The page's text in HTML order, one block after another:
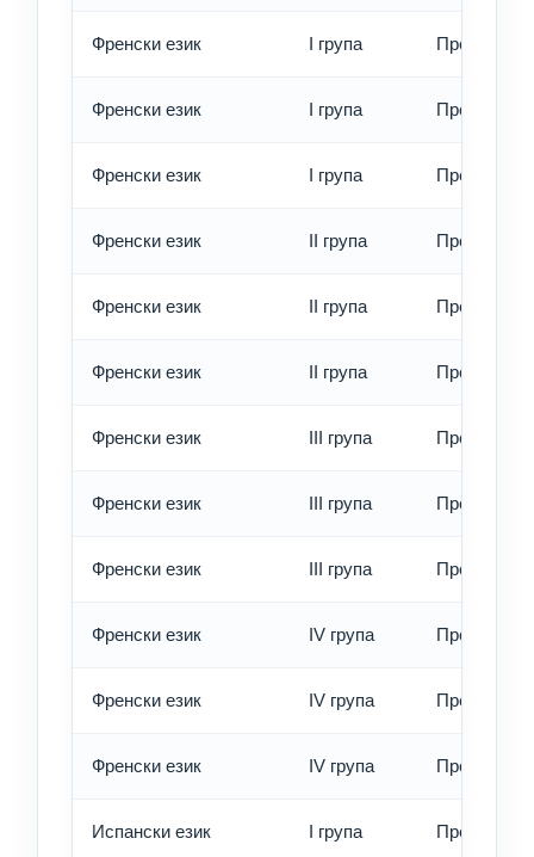
Френски език I група Превод -
Френски език I група Превод -
Френски език I група Превод -
Френски език II група Превод -
Френски език II група Превод -
Френски език II група Превод -
Френски език III група Превод -
Френски език III група Превод -
Френски език III група Превод -
Френски език IV група Превод -
Френски език IV група Превод -
Френски език IV група Превод -
Испански език I група Превод -